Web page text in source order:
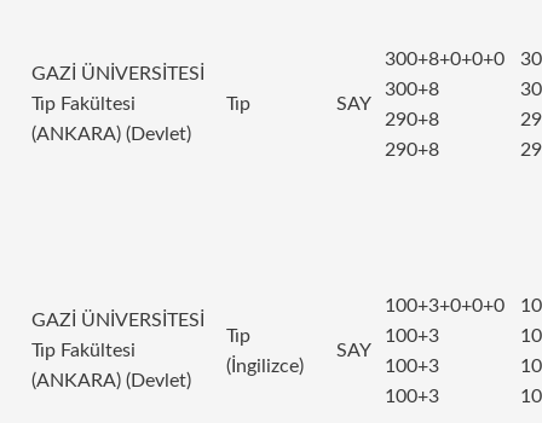
GAZİ ÜNİVERSİTESİ
Tıp Fakültesi
(ANKARA) (Devlet)
Tıp SAY
300+8+0+0+0
300+8
290+8
290+8
GAZİ ÜNİVERSİTESİ
Tıp Fakültesi
(ANKARA) (Devlet)
Tıp
(İngilizce)
SAY
100+3+0+0+0
100+3
100+3
100+3